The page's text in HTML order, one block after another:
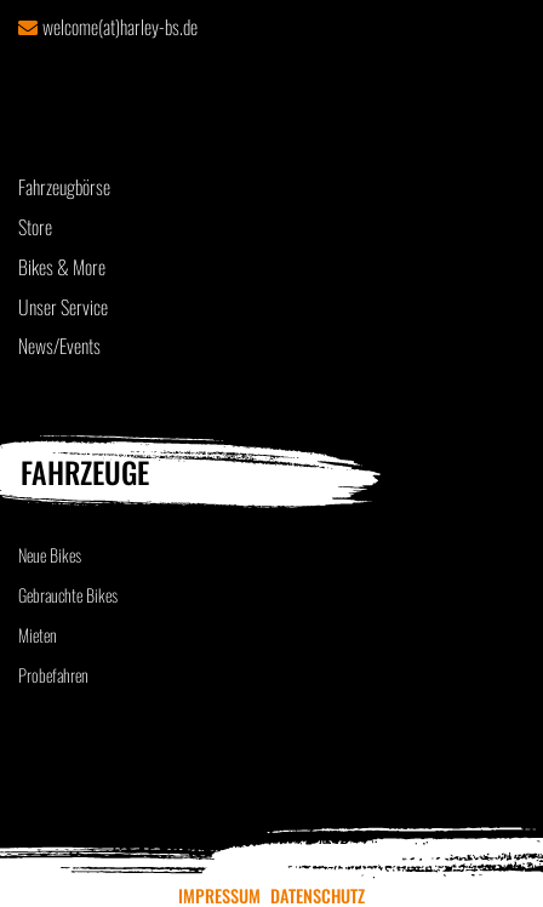
welcome(at)harley-bs.de
Fahrzeugbörse
Store
Bikes & More
Unser Service
News/Events
FAHRZEUGE
Neue Bikes
Gebrauchte Bikes
Mieten
Probefahren
IMPRESSUM DATENSCHUTZ